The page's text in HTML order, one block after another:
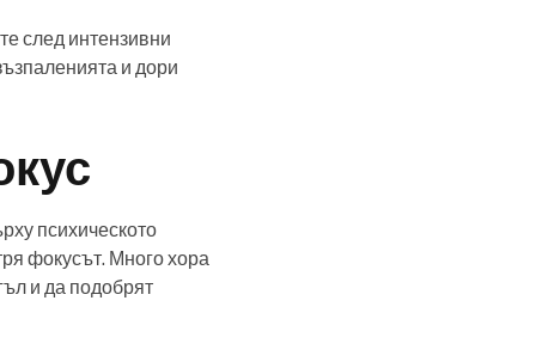
след интензивни
и дори
психическото
фокусът. Много хора
и да подобрят